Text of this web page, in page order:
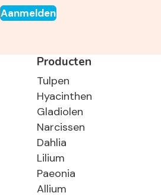
Aanmelden
Producten
Tulpen
Hyacinthen
Gladiolen
Narcissen
Dahlia
Lilium
Paeonia
Allium